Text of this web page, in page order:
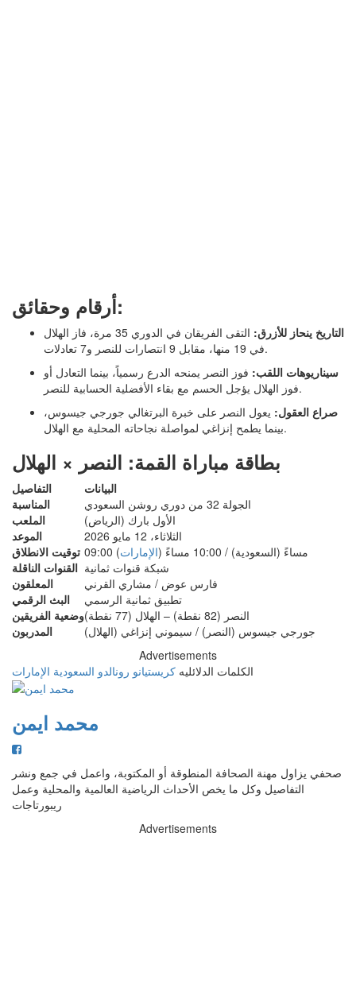
أرقام وحقائق:
التاريخ ينحاز للأزرق:
التقى الفريقان في الدوري 35 مرة، فاز الهلال
في 19 منها، مقابل 9 انتصارات للنصر و7 تعادلات.
سيناريوهات اللقب: فوز النصر يمنحه الدرع رسمياً، بينما التعادل أو
فوز الهلال يؤجل الحسم مع بقاء الأفضلية الحسابية للنصر.
صراع العقول: يعول النصر على خبرة البرتغالي جورجي جيسوس،
بينما يطمح إنزاغي لمواصلة نجاحاته المحلية مع الهلال.
بطاقة مباراة القمة: النصر × الهلال
التفاصيل
البيانات
المناسبة
الجولة 32 من دوري روشن السعودي
الملعب
الأول بارك (الرياض)
الموعد
الثلاثاء، 12 مايو 2026
توقيت الانطلاق
09:00 مساءً (السعودية) / 10:00 مساءً ( الإمارات)
القنوات الناقلة شبكة قنوات ثمانية
المعلقون
فارس عوض / مشاري القرني
البث الرقمي
تطبيق ثمانية الرسمي
وضعية الفريقين
النصر (82 نقطة) – الهلال (77 نقطة)
المدربون
جورجي جيسوس (النصر) / سيموني إنزاغي (الهلال)
Advertisements
الكلمات الدلائليه كريستيانو رونالدو السعودية الإمارات
محمد ايمن
صحفي يزاول مهنة الصحافة المنطوقة أو المكتوبة، واعمل في جمع ونشر
التفاصيل وكل ما يخص الأحداث الرياضية العالمية والمحلية وعمل
ريبورتاجات
Advertisements